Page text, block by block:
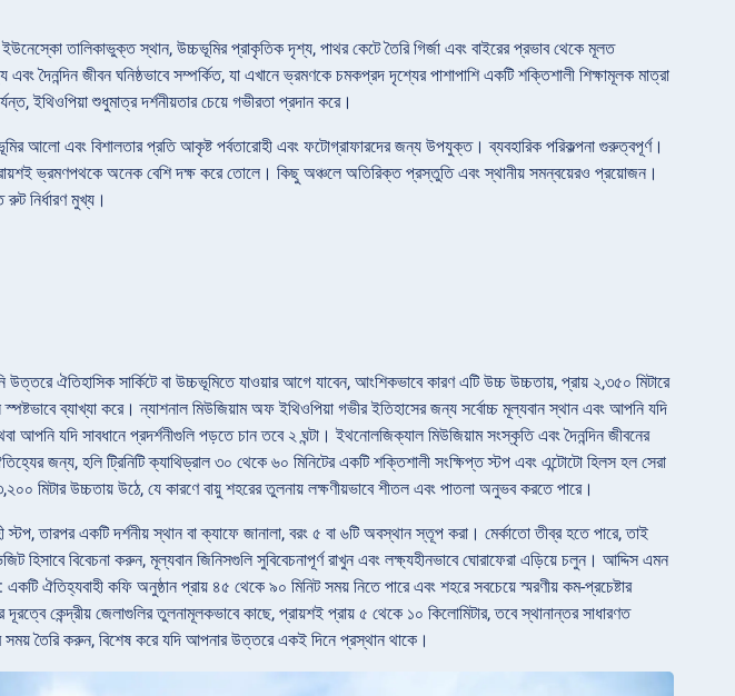
তালিকাভুক্ত স্থান, উচ্চভূমির প্রাকৃতিক দৃশ্য, পাথর কেটে তৈরি গির্জা এবং বাইরের প্রভাব থেকে মূলত
দৈনন্দিন জীবন ঘনিষ্ঠভাবে সম্পর্কিত, যা এখানে ভ্রমণকে চমকপ্রদ দৃশ্যের পাশাপাশি একটি শক্তিশালী শিক্ষামূলক মাত্রা
ইথিওপিয়া শুধুমাত্র দর্শনীয়তার চেয়ে গভীরতা প্রদান করে।
আলো এবং বিশালতার প্রতি আকৃষ্ট পর্বতারোহী এবং ফটোগ্রাফারদের জন্য উপযুক্ত। ব্যবহারিক পরিকল্পনা গুরুত্বপূর্ণ।
ভ্রমণপথকে অনেক বেশি দক্ষ করে তোলে। কিছু অঞ্চলে অতিরিক্ত প্রস্তুতি এবং স্থানীয় সমন্বয়েরও প্রয়োজন।
নির্ধারণ মুখ্য।
ঐতিহাসিক সার্কিটে বা উচ্চভূমিতে যাওয়ার আগে যাবেন, আংশিকভাবে কারণ এটি উচ্চ উচ্চতায়, প্রায় ২,৩৫০ মিটারে
ব্যাখ্যা করে। ন্যাশনাল মিউজিয়াম অফ ইথিওপিয়া গভীর ইতিহাসের জন্য সর্বোচ্চ মূল্যবান স্থান এবং আপনি যদি
যদি সাবধানে প্রদর্শনীগুলি পড়তে চান তবে ২ ঘন্টা। ইথনোলজিক্যাল মিউজিয়াম সংস্কৃতি এবং দৈনন্দিন জীবনের
জন্য, হলি ট্রিনিটি ক্যাথিড্রাল ৩০ থেকে ৬০ মিনিটের একটি শক্তিশালী সংক্ষিপ্ত স্টপ এবং এন্টোটো হিলস হল সেরা
মিটার উচ্চতায় উঠে, যে কারণে বায়ু শহরের তুলনায় লক্ষণীয়ভাবে শীতল এবং পাতলা অনুভব করতে পারে।
তারপর একটি দর্শনীয় স্থান বা ক্যাফে জানালা, বরং ৫ বা ৬টি অবস্থান স্তূপ করা। মের্কাতো তীব্র হতে পারে, তাই
হিসাবে বিবেচনা করুন, মূল্যবান জিনিসগুলি সুবিবেচনাপূর্ণ রাখুন এবং লক্ষ্যহীনভাবে ঘোরাফেরা এড়িয়ে চলুন। আদ্দিস এমন
ঐতিহ্যবাহী কফি অনুষ্ঠান প্রায় ৪৫ থেকে ৯০ মিনিট সময় নিতে পারে এবং শহরে সবচেয়ে স্মরণীয় কম-প্রচেষ্টার
কেন্দ্রীয় জেলাগুলির তুলনামূলকভাবে কাছে, প্রায়শই প্রায় ৫ থেকে ১০ কিলোমিটার, তবে স্থানান্তর সাধারণত
সময় তৈরি করুন, বিশেষ করে যদি আপনার উত্তরে একই দিনে প্রস্থান থাকে।